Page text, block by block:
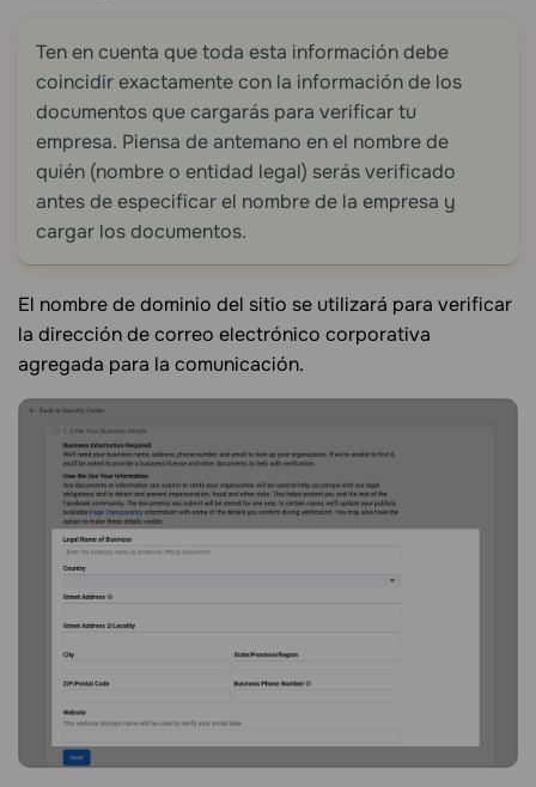
Ten en cuenta que toda esta información debe
coincidir exactamente con la información de los
documentos que cargarás para verificar tu
empresa. Piensa de antemano en el nombre de
quién (nombre o entidad legal) serás verificado
antes de especificar el nombre de la empresa y
cargar los documentos.
El nombre de dominio del sitio se utilizará para verificar
la dirección de correo electrónico corporativa
agregada para la comunicación.